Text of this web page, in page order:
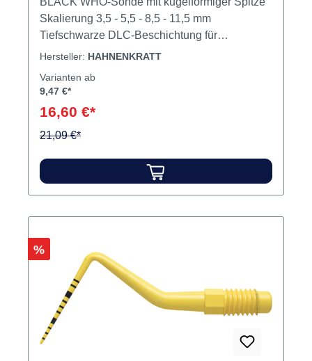
Skalierung 3,5 - 5,5 - 8,5 - 11,5 mm
Tiefschwarze DLC-Beschichtung für
maximalen Kontrast und optimierte Lesbarkeit
Skalierung für ein sehr gutes Erkennen der
Hersteller: HAHNENKRATT
Varianten ab
9,47 €*
16,60 €*
21,09 €*
Rabatt
%